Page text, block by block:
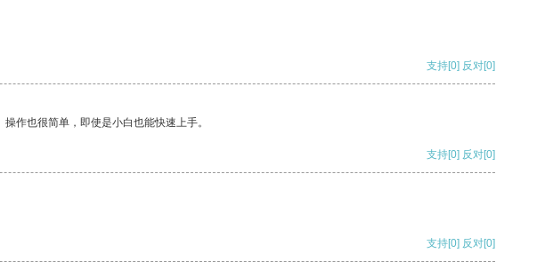
支持[0] 反对[0]
作也很简单，即使是小白也能快速上手。
支持[0] 反对[0]
支持[0] 反对[0]